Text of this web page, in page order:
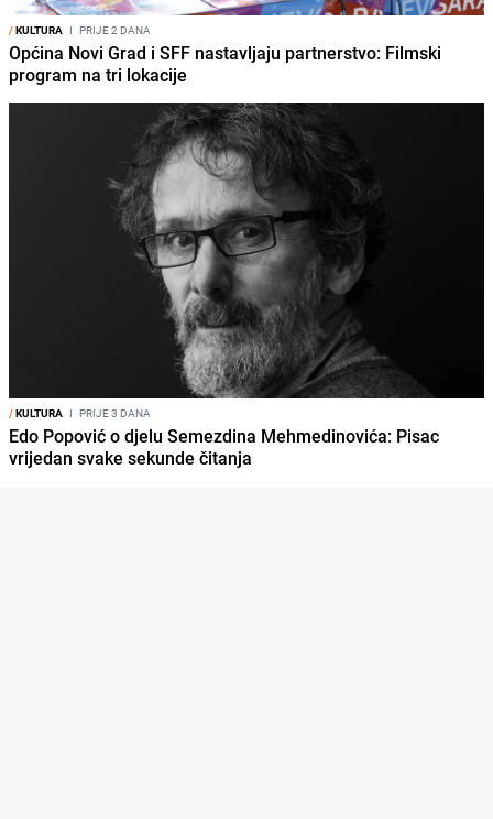
/KULTURA I PRIJE 2 DANA
Općina Novi Grad i SFF nastavljaju partnerstvo: Filmski
program na tri lokacije
/KULTURA I PRIJE 3 DANA
Edo Popović o djelu Semezdina Mehmedinovića: Pisac
vrijedan svake sekunde čitanja